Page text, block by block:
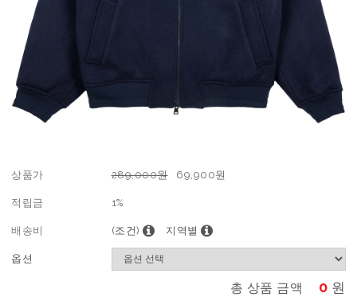
상품가 289,000원 69,900원
적립금 1%
배송비 (조건) 지역별
옵션
총 상품 금액 0 원